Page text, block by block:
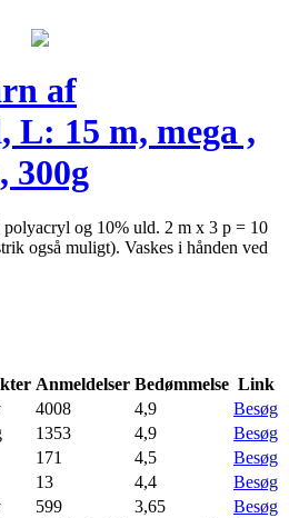
af
L: 15 m, mega ,
300g
og 10% uld. 2 m x 3 p = 10
også muligt). Vaskes i hånden ved
Anmeldelser Bedømmelse Link
4008 4,9
Besøg
1353 4,9
Besøg
171 4,5
Besøg
13 4,4
Besøg
599 3,65
Besøg